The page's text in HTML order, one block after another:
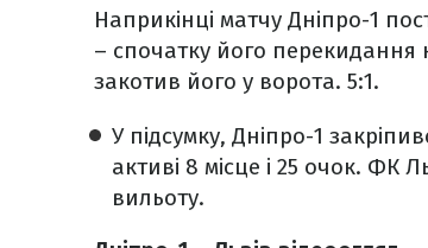
Наприкінці матчу Дніпро-1
– спочатку його
закотив його у ворота. 5:1.
У підсумку, Дніпро-1
активі 8 місце і 25 очок. ФК
вильоту.